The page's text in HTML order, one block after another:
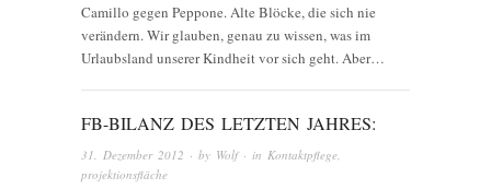
Camillo gegen Peppone. Alte Blöcke, die sich nie
verändern. Wir glauben, genau zu wissen, was im
Urlaubsland unserer Kindheit vor sich geht. Aber…
FB-BILANZ DES LETZTEN JAHRES:
31. Dezember 2012 · by Wolf· in Kontaktpflege
projektionsfläche